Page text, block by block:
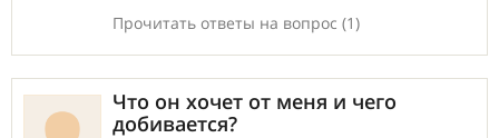
Прочитать ответы на вопрос (1)
Что он хочет от меня и чего
добивается?